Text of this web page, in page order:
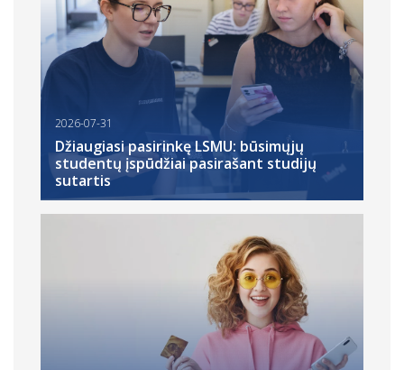
2026-07-31
Džiaugiasi pasirinkę LSMU: būsimųjų
studentų įspūdžiai pasirašant studijų
sutartis